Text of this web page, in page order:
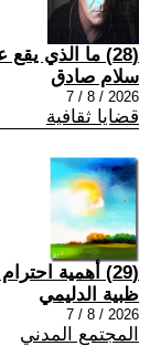
(28) ما الذي يقع على عاتق الشعراء
سلام صادق
2026 / 8 / 7
قضايا ثقافية
(29) أهمية احترام القانون في الحياة اليومية
ظبية الدليمي
2026 / 8 / 7
المجتمع المدني